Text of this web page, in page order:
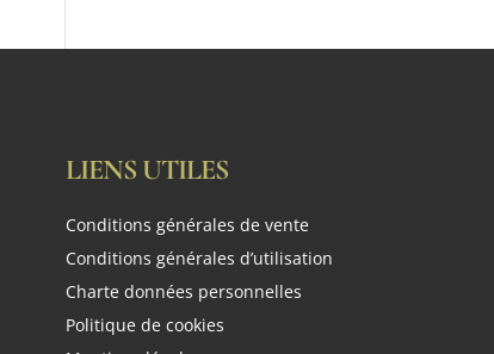
LIENS UTILES
Conditions générales de vente
Conditions générales d’utilisation
Charte données personnelles
Politique de cookies